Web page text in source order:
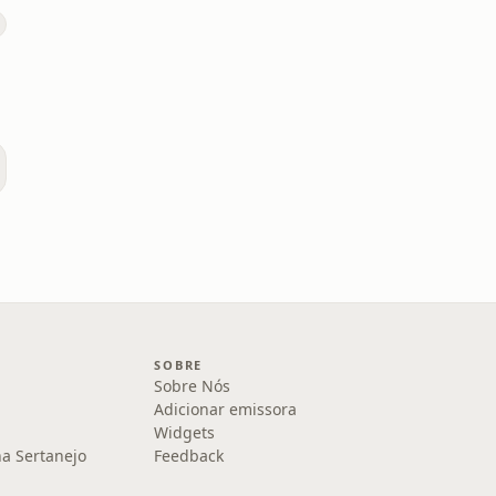
Sertanejo
SOBRE
Sobre Nós
Adicionar emissora
Widgets
Feedback